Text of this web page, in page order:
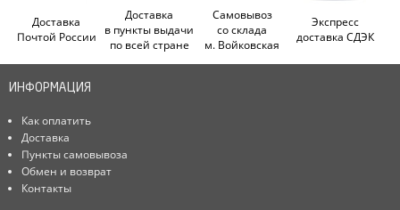
Доставка
Почтой России
Доставка
в пункты выдачи
по всей стране
Самовывоз
со склада
м. Войковская
Экспресс
доставка СДЭК
ИНФОРМАЦИЯ
Как оплатить
Доставка
Пункты самовывоза
Обмен и возврат
Контакты